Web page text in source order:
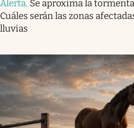
Alerta. Se aproxima la
Cuáles serán las zonas
lluvias